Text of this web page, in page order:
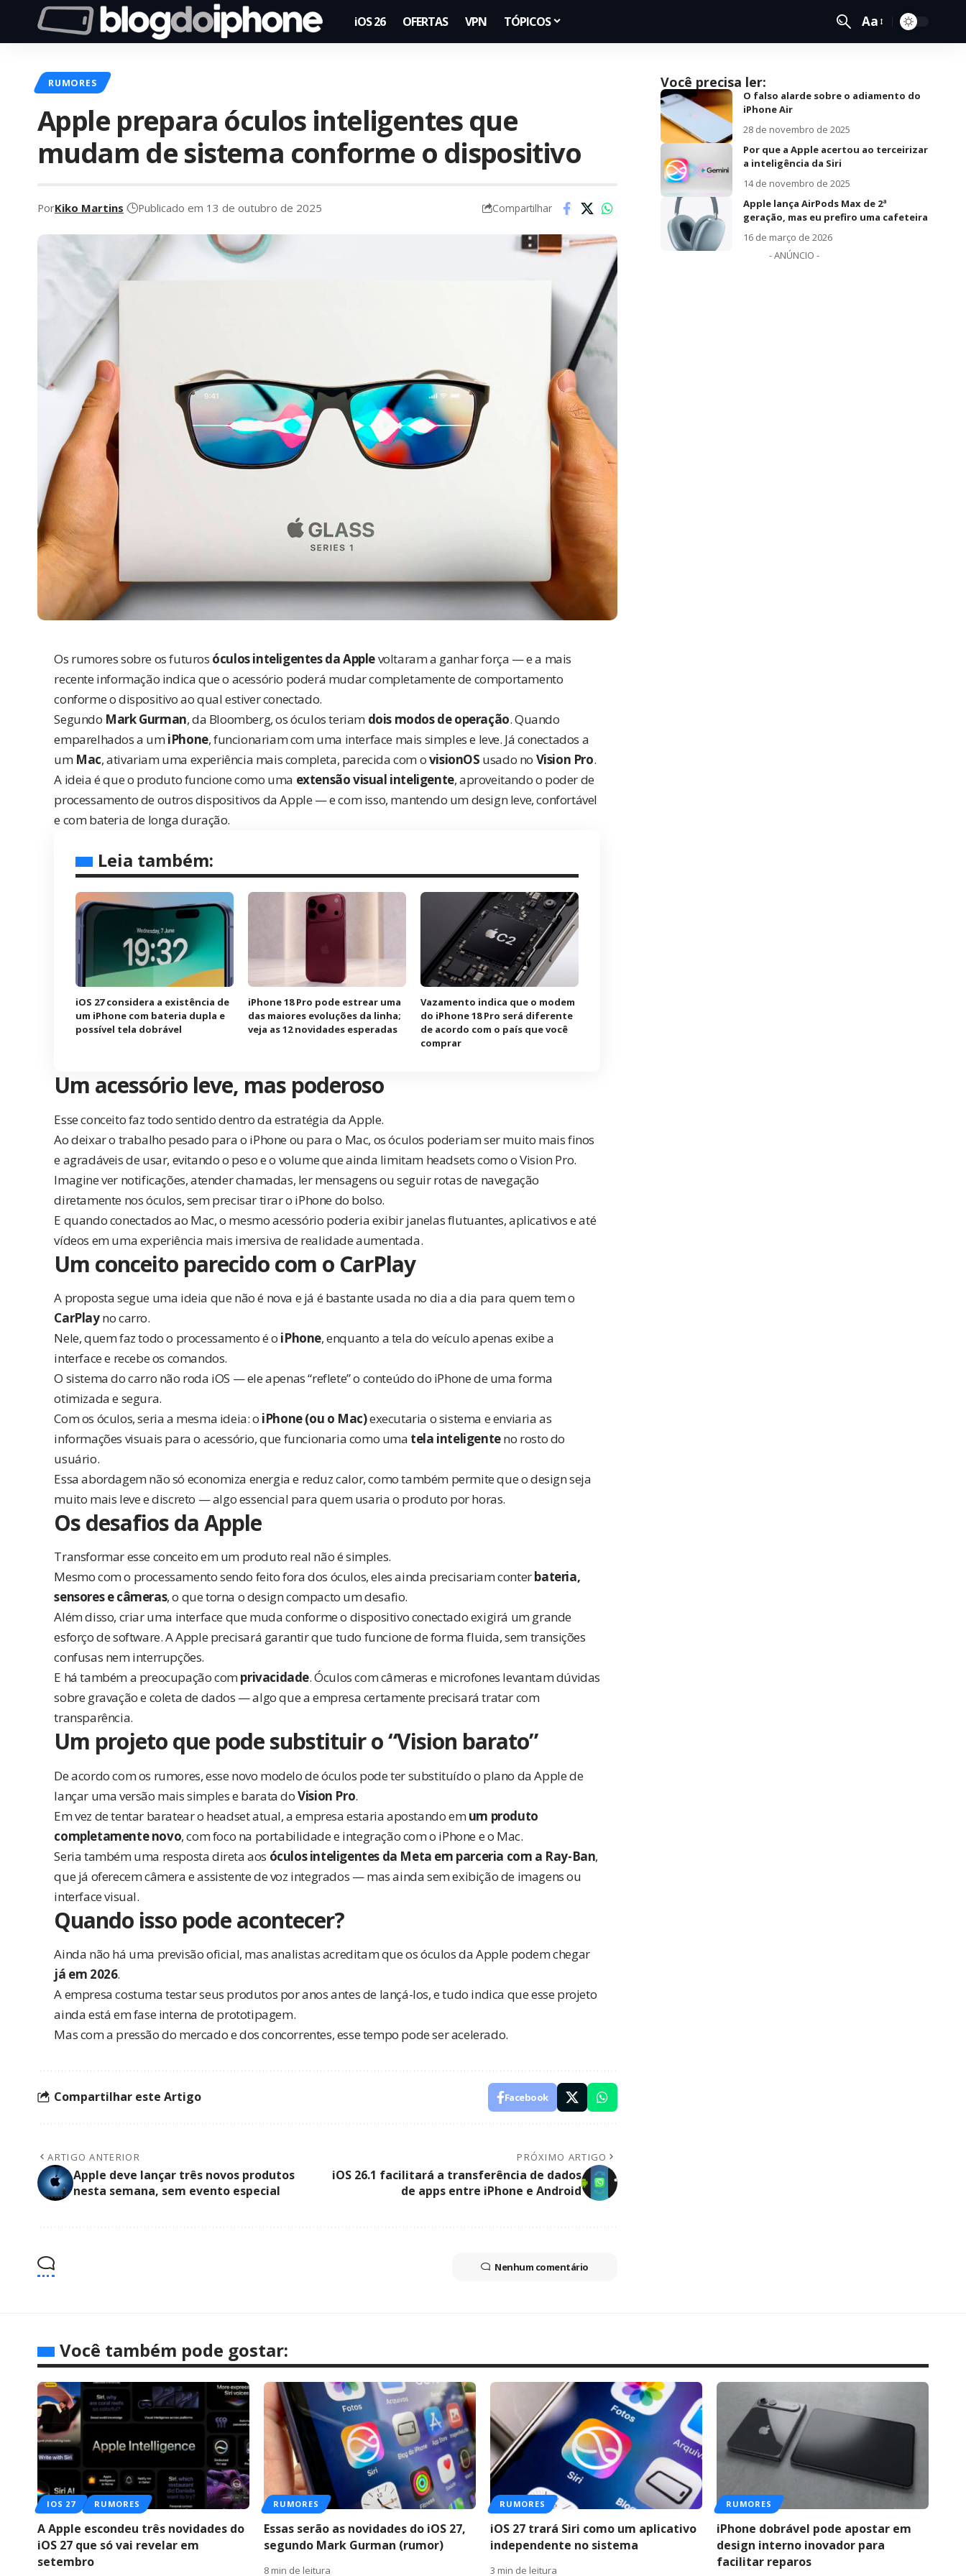
iOS 26 OFERTAS VPN TÓPICOS Aa
RUMORES
Apple prepara óculos inteligentes que
mudam de sistema conforme o dispositivo
PorKiko Martins Publicado em 13 de outubro de 2025 Compartilhar
Os rumores sobre os futuros óculos inteligentes da Applevoltaram a ganhar força — e a mais
recente informação indica que o acessório poderá mudar completamente de comportamento
conforme o dispositivo ao qual estiver conectado.
Segundo Mark Gurman, da Bloomberg, os óculos teriam dois modos de operação. Quando
emparelhados a umiPhone, funcionariam com uma interface mais simples e leve. Já conectados a
um Mac, ativariam uma experiência mais completa, parecida com ovisionOS usado no Vision Pro.
A ideia é que o produto funcione como uma extensão visual inteligente, aproveitando o poder de
processamento de outros dispositivos da Apple — e com isso, mantendo um design leve, confortável
e com bateria de longa duração.
Leia também:
iOS 27 considera a existência de
um iPhone com bateria dupla e
possível tela dobrável
iPhone 18 Pro pode estrear uma
das maiores evoluções da linha;
veja as 12 novidades esperadas
Vazamento indica que o modem
do iPhone 18 Pro será diferente
de acordo com o país que você
comprar
Um acessório leve, mas poderoso
Esse conceito faz todo sentido dentro da estratégia da Apple.
Ao deixar o trabalho pesado para o iPhone ou para o Mac, os óculos poderiam ser muito mais finos
e agradáveis de usar, evitando o peso e o volume que ainda limitam headsets como o Vision Pro.
Imagine ver notificações, atender chamadas, ler mensagens ou seguir rotas de navegação
diretamente nos óculos, sem precisar tirar o iPhone do bolso.
E quando conectados ao Mac, o mesmo acessório poderia exibir janelas flutuantes, aplicativos e até
vídeos em uma experiência mais imersiva de realidade aumentada.
Um conceito parecido com o CarPlay
A proposta segue uma ideia que não é nova e já é bastante usada no dia a dia para quem tem o
CarPlayno carro.
Nele, quem faz todo o processamento é o iPhone, enquanto a tela do veículo apenas exibe a
interface e recebe os comandos.
O sistema do carro não roda iOS — ele apenas “reflete” o conteúdo do iPhone de uma forma
otimizada e segura.
Com os óculos, seria a mesma ideia: o iPhone (ou o Mac)executaria o sistema e enviaria as
informações visuais para o acessório, que funcionaria como uma tela inteligenteno rosto do
usuário.
Essa abordagem não só economiza energia e reduz calor, como também permite que o design seja
muito mais leve e discreto — algo essencial para quem usaria o produto por horas.
Os desafios da Apple
Transformar esse conceito em um produto real não é simples.
Mesmo com o processamento sendo feito fora dos óculos, eles ainda precisariam conterbateria,
sensores e câmeras, o que torna o design compacto um desafio.
Além disso, criar uma interface que muda conforme o dispositivo conectado exigirá um grande
esforço de software. A Apple precisará garantir que tudo funcione de forma fluida, sem transições
confusas nem interrupções.
E há também a preocupação comprivacidade. Óculos com câmeras e microfones levantam dúvidas
sobre gravação e coleta de dados — algo que a empresa certamente precisará tratar com
transparência.
Um projeto que pode substituir o “Vision barato”
De acordo com os rumores, esse novo modelo de óculos pode ter substituído o plano da Apple de
lançar uma versão mais simples e barata doVision Pro.
Em vez de tentar baratear o headset atual, a empresa estaria apostando emum produto
completamente novo, com foco na portabilidade e integração com o iPhone e o Mac.
Seria também uma resposta direta aos óculos inteligentes da Meta em parceria com a Ray-Ban,
que já oferecem câmera e assistente de voz integrados — mas ainda sem exibição de imagens ou
interface visual.
Quando isso pode acontecer?
Ainda não há uma previsão oficial, mas analistas acreditam que os óculos da Apple podem chegar
já em 2026.
A empresa costuma testar seus produtos por anos antes de lançá-los, e tudo indica que esse projeto
ainda está em fase interna de prototipagem.
Mas com a pressão do mercado e dos concorrentes, esse tempo pode ser acelerado.
Compartilhar este Artigo Facebook
ARTIGO ANTERIOR
Apple deve lançar três novos produtos
nesta semana, sem evento especial
PRÓXIMO ARTIGO
iOS 26.1 facilitará a transferência de dados
de apps entre iPhone e Android
Nenhum comentário
Você precisa ler:
O falso alarde sobre o adiamento do
iPhone Air
28 de novembro de 2025
Por que a Apple acertou ao terceirizar
a inteligência da Siri
14 de novembro de 2025
Apple lança AirPods Max de 2ª
geração, mas eu prefiro uma cafeteira
16 de março de 2026
- ANÚNCIO -
Você também pode gostar:
IOS 27 RUMORES
A Apple escondeu três novidades do
iOS 27 que só vai revelar em
setembro
RUMORES
Essas serão as novidades do iOS 27,
segundo Mark Gurman (rumor)
8 min de leitura
RUMORES
iOS 27 trará Siri como um aplicativo
independente no sistema
3 min de leitura
RUMORES
iPhone dobrável pode apostar em
design interno inovador para
facilitar reparos